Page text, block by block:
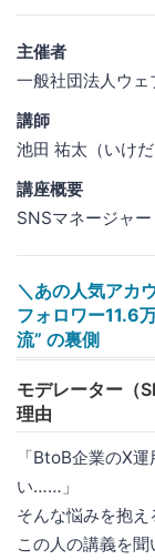
主催者
一般社団法人ウェ
講師
池田 祐太（いけだ
講座概要
SNSマネージャ
＼あの人気アカ
フォロワー11.6
流” の裏側
モデレーター（
理由
「BtoB企業のX
い……」
そんな悩みを抱え
この人の講義を